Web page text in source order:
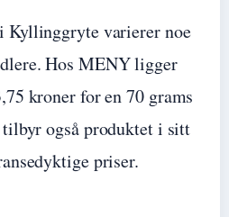
Kyllinggryte varierer noe
Hos MENY ligger
kroner for en 70 grams
også produktet i sitt
priser.